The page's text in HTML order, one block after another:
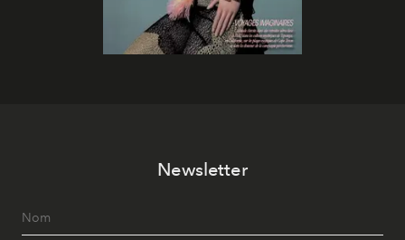
Newsletter